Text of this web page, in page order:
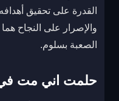
القدرة على تحقيق
والإصرار على النجاح
الصعبة بسلوم.
حلمت اني مت